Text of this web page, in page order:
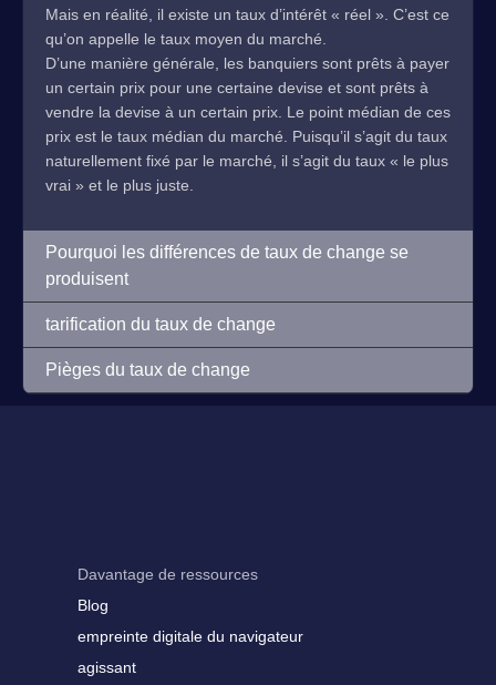
Mais en réalité, il existe un taux d’intérêt « réel ». C’est ce
qu’on appelle le taux moyen du marché.
D’une manière générale, les banquiers sont prêts à payer
un certain prix pour une certaine devise et sont prêts à
vendre la devise à un certain prix. Le point médian de ces
prix est le taux médian du marché. Puisqu’il s’agit du taux
naturellement fixé par le marché, il s’agit du taux « le plus
vrai » et le plus juste.
Pourquoi les différences de taux de change se
produisent
tarification du taux de change
Pièges du taux de change
Davantage de ressources
Blog
empreinte digitale du navigateur
agissant